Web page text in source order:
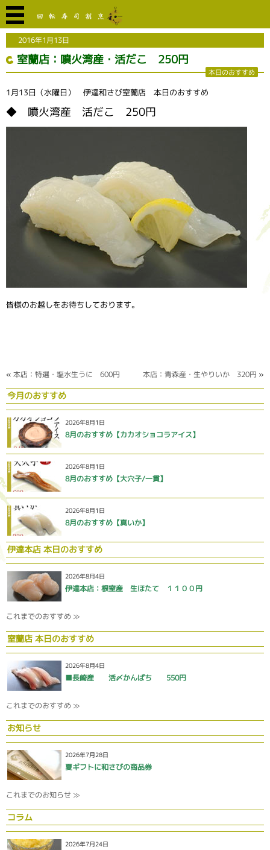
2016年1月13日
室蘭店：噴火湾産・活だこ 250円
本日のおすすめ
1月13日（水曜日） 伊達和さび室蘭店 本日のおすすめ
◆ 噴火湾産 活だこ 250円
皆様のお越しをお待ちしております。
« 本店：特選・塩水生うに 600円 本店：青森産・生やりいか 320円 »
今月のおすすめ
2026年8月1日
8月のおすすめ【カカオショコラアイス】
2026年8月1日
8月のおすすめ【大穴子/一貫】
2026年8月1日
8月のおすすめ【真いか】
伊達本店 本日のおすすめ
2026年8月4日
伊達本店：根室産 生ほたて １１００円
これまでのおすすめ ≫
室蘭店 本日のおすすめ
2026年8月4日
■長崎産 活〆かんぱち 550円
これまでのおすすめ ≫
お知らせ
2026年7月28日
夏ギフトに和さびの商品券
これまでのお知らせ ≫
コラム
2026年7月24日